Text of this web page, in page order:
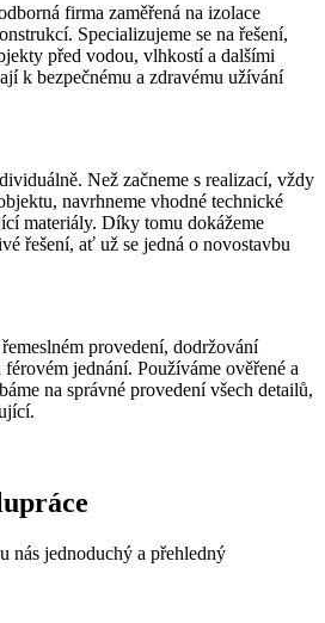
firma zaměřená na izolace
Specializujeme se na řešení,
před vodou, vlhkostí a dalšími
k bezpečnému a zdravému užívání
Než začneme s realizací, vždy
navrhneme vhodné technické
materiály. Díky tomu dokážeme
řešení, ať už se jedná o novostavbu
provedení, dodržování
jednání. Používáme ověřené a
na správné provedení všech detailů,
nás jednoduchý a přehledný